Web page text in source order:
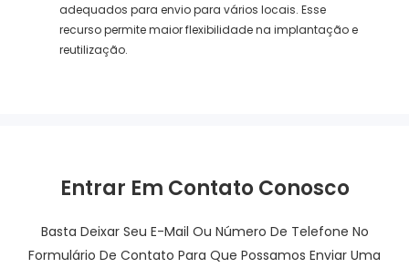
adequados para envio para vários locais. Esse
recurso permite maior flexibilidade na implantação e
reutilização.
Entrar Em Contato Conosco
Basta Deixar Seu E-Mail Ou Número De Telefone No
Formulário De Contato Para Que Possamos Enviar Uma